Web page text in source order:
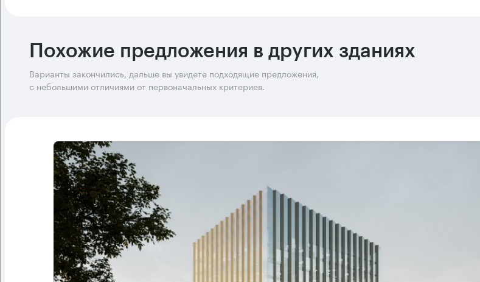
Похожие предложения в других зданиях
Варианты закончились, дальше вы увидете подходящие предложения,
с небольшими отличиями от первоначальных критериев.